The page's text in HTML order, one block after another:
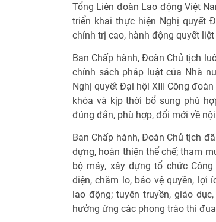
Tổng Liên đoàn Lao động Việt
triển khai thực hiện Nghị quyết
chính trị cao, hành động quyết
Ban Chấp hành, Đoàn Chủ tịch
chính sách pháp luật của Nhà
Nghị quyết Đại hội XIII Công
khóa và kịp thời bổ sung phù
đúng đắn, phù hợp, đổi mới về
Ban Chấp hành, Đoàn Chủ tịch
dựng, hoàn thiện thể chế; tham
bộ máy, xây dựng tổ chức
diện, chăm lo, bảo vệ quyền, lợi
lao động; tuyên truyền, giáo
hưởng ứng các phong trào thi